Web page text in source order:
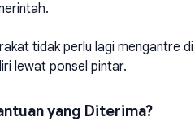
tidak perlu lagi mengantre
lewat ponsel pintar.
yang Diterima?